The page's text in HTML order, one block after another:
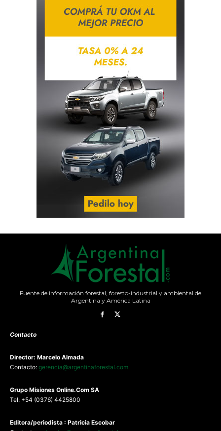
Fuente de información forestal, foresto-industrial y ambiental de
Argentina y América Latina
Contacto
Director: Marcelo Almada
Contacto: gerencia@argentinaforestal.com
Grupo Misiones Online.Com SA
Tel: +54 (0376) 4425800
Editora/periodista : Patricia Escobar